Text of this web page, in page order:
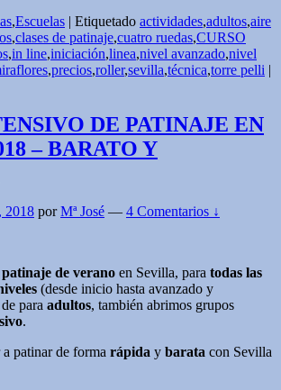
,Escuelas | Etiquetado actividades,adultos,aire
,clases de patinaje,cuatro ruedas,CURSO
,in line,iniciación,linea,nivel avanzado,nivel
,precios,roller,sevilla,técnica,torre pelli |
DE PATINAJE EN
– BARATO Y
2018 porMª José — 4 Comentarios ↓
de verano en Sevilla, para todas las
(desde inicio hasta avanzado y
para adultos, también abrimos grupos
.
patinar de forma rápida y barata con Sevilla